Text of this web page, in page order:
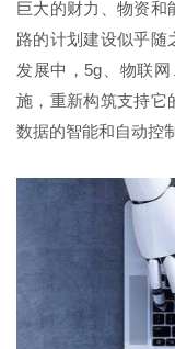
巨大的财力、物资和
路的计划建设似乎随
发展中，5g、物联
施，重新构筑支持它
数据的智能和自动控